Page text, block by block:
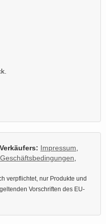
Impressum,
,
verpflichtet, nur Produkte und
Vorschriften des EU-